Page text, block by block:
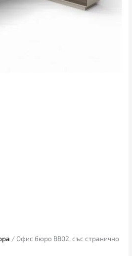
/ Офис бюро BB02, със странично